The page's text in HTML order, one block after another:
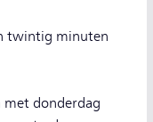
twintig minuten
donderdag